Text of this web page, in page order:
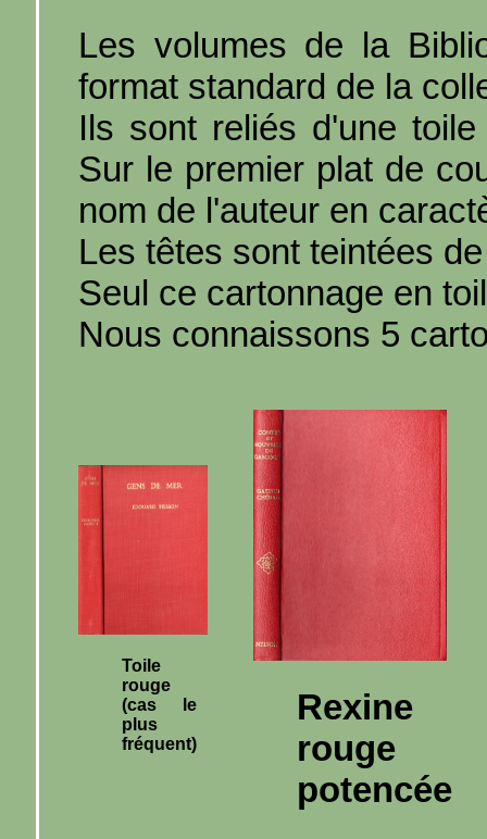
Les volumes de la
format standard de la
Ils sont reliés d'une
Sur le premier plat de
nom de l'auteur en
Les têtes sont teintées
Seul ce cartonnage en
Nous connaissons 5
Toile
rouge
(cas le
plus
fréquent)
Rexine
rouge
potencée